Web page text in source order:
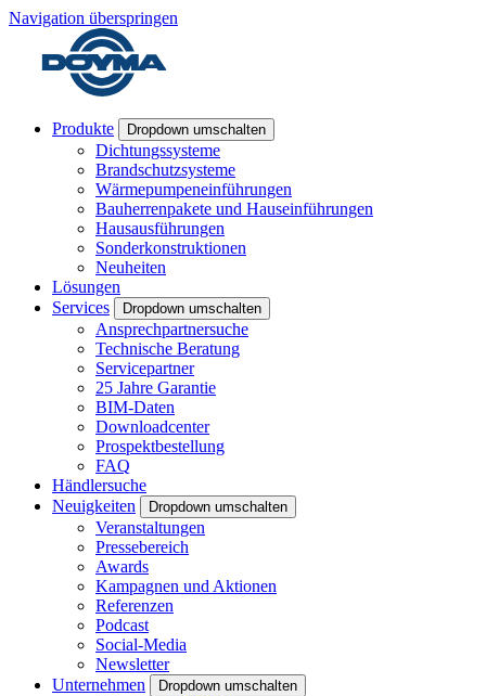
Navigation überspringen
Produkte Dropdown umschalten
Dichtungssysteme
Brandschutzsysteme
Wärmepumpeneinführungen
Bauherrenpakete und Hauseinführungen
Hausausführungen
Sonderkonstruktionen
Neuheiten
Lösungen
Services
Dropdown umschalten
Ansprechpartnersuche
Technische Beratung
Servicepartner
25 Jahre Garantie
BIM-Daten
Downloadcenter
Prospektbestellung
FAQ
Händlersuche
Neuigkeiten
Dropdown umschalten
Veranstaltungen
Pressebereich
Awards
Kampagnen und Aktionen
Referenzen
Podcast
Social-Media
Newsletter
Unternehmen
Dropdown umschalten